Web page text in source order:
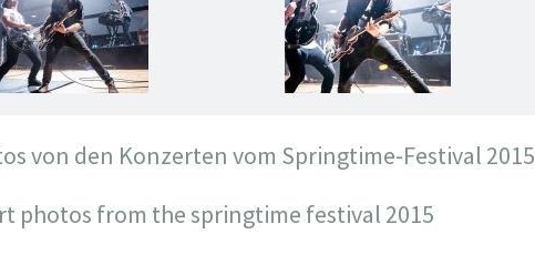
von den Konzerten vom Springtime-Festival 2015
photos from the springtime festival 2015